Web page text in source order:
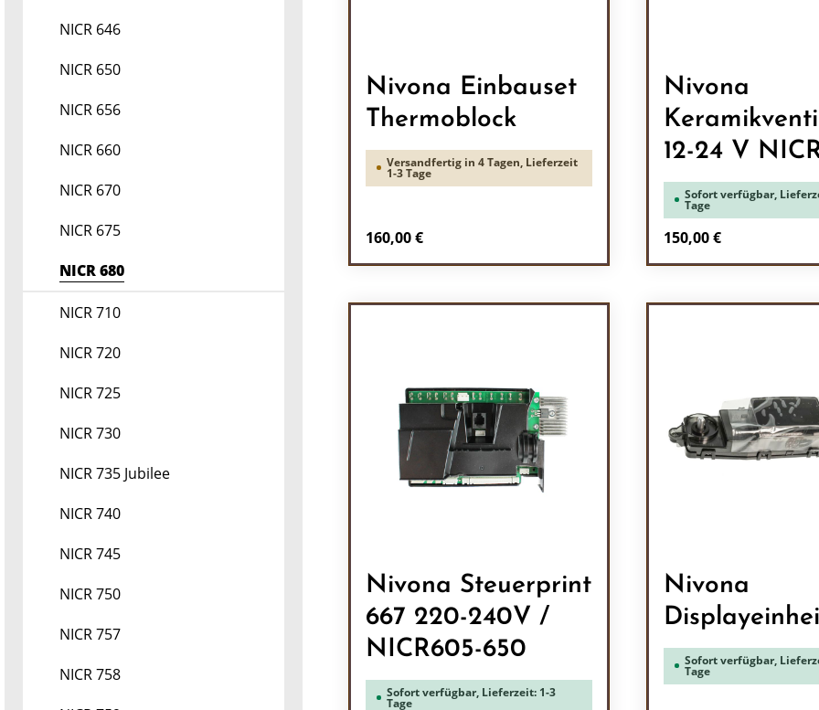
NICR 646
NICR 650
NICR 656
NICR 660
NICR 670
NICR 675
NICR 680
NICR 710
NICR 720
NICR 725
NICR 730
NICR 735 Jubilee
NICR 740
NICR 745
NICR 750
NICR 757
NICR 758
Nivona Einbauset
Thermoblock
Versandfertig in 4 Tagen, Lieferzeit
1-3 Tage
Regulärer Preis:
160,00 €
Nivona
12-24 V
Sofort verfügbar,
Tage
Regulärer Preis:
150,00 €
Nivona Steuerprint
667 220-240V /
NICR605-650
Sofort verfügbar, Lieferzeit: 1-3
Tage
Nivona
Sofort verfügbar,
Tage